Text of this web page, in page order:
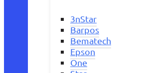
3nStar
Barpos
Bematech
Epson
One